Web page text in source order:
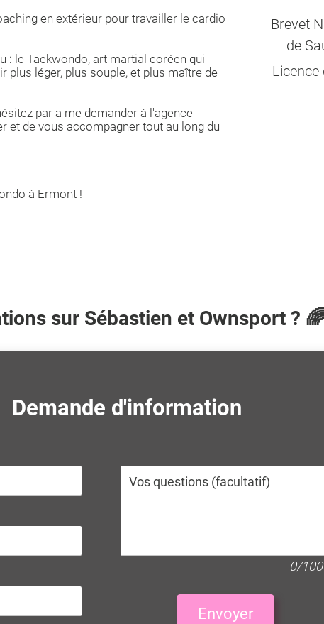
en extérieur pour travailler le cardio
: le Taekwondo, art martial coréen qui
plus léger, plus souple, et plus maître de
par a me demander à l'agence
et de vous accompagner tout au long du
à Ermont !
Brevet
de
Licence
sur Sébastien et Ownsport ?
Demande d'information
0/
Envoyer